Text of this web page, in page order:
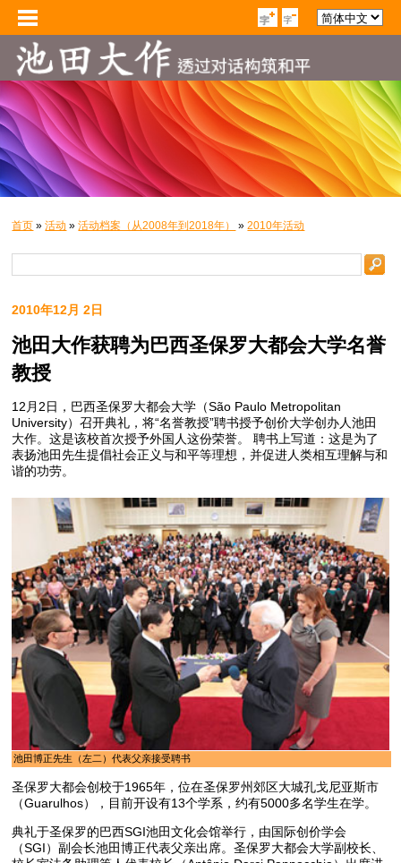
首页 »活动 »活动档案（从2008年到2018年） »2010年活动
2010年12月 2日
池田大作获聘为巴西圣保罗大都会大学名誉
教授
12月2日，巴西圣保罗大都会大学（São Paulo Metropolitan
University）召开典礼，将“名誉教授”聘书授予创价大学创办人池田
大作。这是该校首次授予外国人这份荣誉。 聘书上写道：这是为了
表扬池田先生提倡社会正义与和平等理想，并促进人类相互理解与和
谐的功劳。
池田博正先生（左二）代表父亲接受聘书
圣保罗大都会创校于1965年，位在圣保罗州郊区大城孔戈尼亚斯市
（Guarulhos），目前开设有13个学系，约有5000多名学生在学。
典礼于圣保罗的巴西SGI池田文化会馆举行，由国际创价学会
（SGI）副会长池田博正代表父亲出席。圣保罗大都会大学副校长、